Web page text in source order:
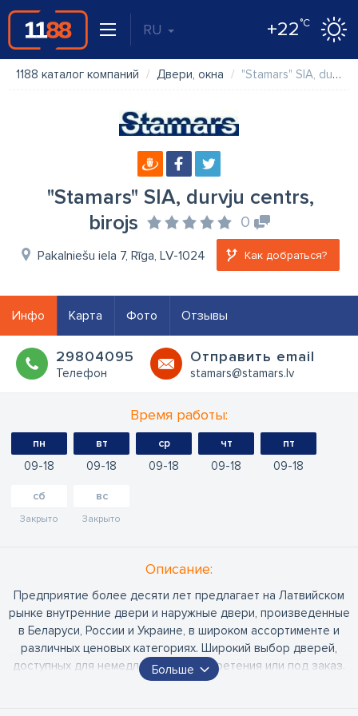
RU +22°C
1188 каталог компаний Двери, окна "Stamars" SIA, durvju centrs, birojs
"Stamars" SIA, durvju centrs,
birojs
0
Pakalniešu iela 7, Rīga, LV-1024 Как добраться?
Инфо Карта Фото Отзывы
29804095
Телефон
Oтправить email
stamars@stamars.lv
Время работы:
пн
09 18
вт
09 18
ср
09 18
чт
09 18
пт
09 18
сб
Закрыто
вс
Закрыто
Oписание:
Предприятие более десяти лет предлагает на Латвийском
рынке внутренние двери и наружные двери, произведенные
в Беларуси, России и Украине, в широком ассортименте и
различных ценовых категориях. Широкий выбор дверей,
доступных для немедленного приобретения или под заказ.
Салон продает внутренние двери, входные двери, вторые
Больше